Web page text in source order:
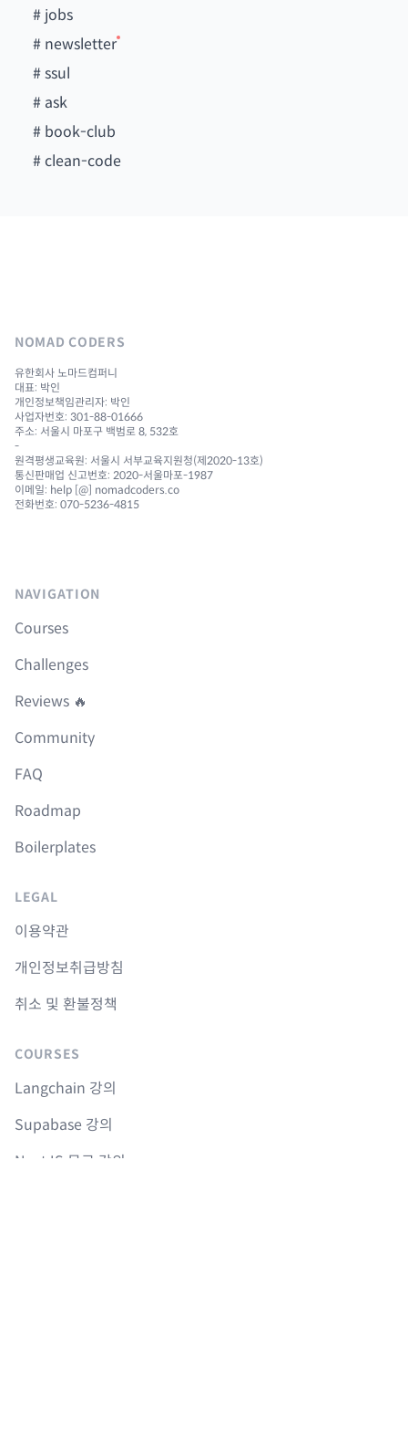
# jobs
# newsletter
#ssul
# ask
# book-club
#clean-code
NOMAD CODERS
유한회사 노마드컴퍼니
대표: 박인
개인정보책임관리자: 박인
사업자번호: 301-88-01666
주소: 서울시 마포구 백범로 8, 532호
-
원격평생교육원: 서울시 서부교육지원청(제2020-13호)
통신판매업 신고번호: 2020-서울마포-1987
이메일: help [@] nomadcoders.co
전화번호: 070-5236-4815
NAVIGATION
Courses
Challenges
Reviews 🔥
Community
FAQ
Roadmap
Boilerplates
LEGAL
이용약관
개인정보취급방침
취소 및 환불정책
COURSES
Langchain 강의
Supabase 강의
NextJS 무료 강의